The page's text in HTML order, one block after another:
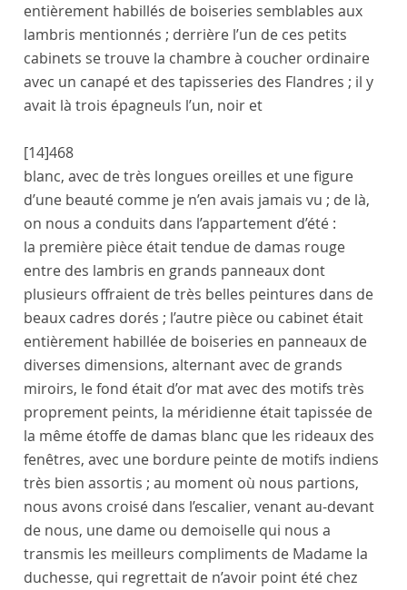
entièrement habillés de boiseries semblables aux
lambris mentionnés ; derrière l’un de ces petits
cabinets se trouve la chambre à coucher ordinaire
avec un canapé et des tapisseries des Flandres ; il y
avait là trois épagneuls l’un, noir et
[14]468
blanc, avec de très longues oreilles et une figure
d’une beauté comme je n’en avais jamais vu ; de là,
on nous a conduits dans l’appartement d’été :
la première pièce était tendue de damas rouge
entre des lambris en grands panneaux dont
plusieurs offraient de très belles peintures dans de
beaux cadres dorés ; l’autre pièce ou cabinet était
entièrement habillée de boiseries en panneaux de
diverses dimensions, alternant avec de grands
miroirs, le fond était d’or mat avec des motifs très
proprement peints, la méridienne était tapissée de
la même étoffe de damas blanc que les rideaux des
fenêtres, avec une bordure peinte de motifs indiens
très bien assortis ; au moment où nous partions,
nous avons croisé dans l’escalier, venant au-devant
de nous, une dame ou demoiselle qui nous a
transmis les meilleurs compliments de Madame la
duchesse, qui regrettait de n’avoir point été chez